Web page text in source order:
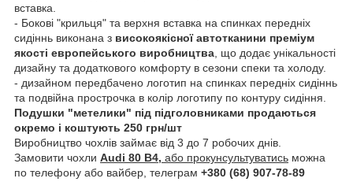
вставка.
- Бокові "крильця" та верхня вставка на спинках передніх
сидіннь виконана з високоякісної автотканини преміум
якості европейського виробництва , що додає унікальності
дизайну та додаткового комфорту в сезони спеки та холоду.
- дизайном передбачено логотип на спинках передніх сидіннь
та подвійна прострочка в колір логотипу по контуру сидіння.
Подушки "метелики" під підголовниками продаються
окремо і коштують 250 грн/шт
Виробництво чохлів займає від 3 до 7 робочих днів.
Замовити чохли Audi 80 B4, або прокунсультуватись можна
по телефону або вайбер, телеграм +380 (68) 907-78-89